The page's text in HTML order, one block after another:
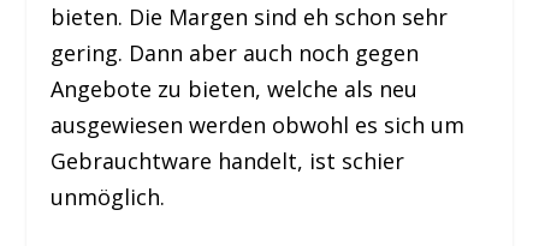
bieten. Die Margen sind eh schon sehr
gering. Dann aber auch noch gegen
Angebote zu bieten, welche als neu
ausgewiesen werden obwohl es sich um
Gebrauchtware handelt, ist schier
unmöglich.